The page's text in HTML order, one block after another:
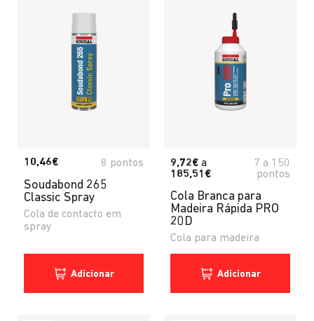
10,46€ 8 pontos
Soudabond 265
Classic Spray
Cola de contacto em
spray
Adicionar
9,72€ a
185,51€
7 a 150
pontos
Cola Branca para
Madeira Rápida PRO
20D
Cola para madeira
Adicionar